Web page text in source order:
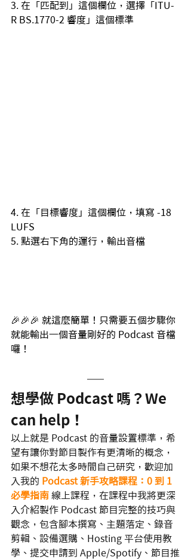
3. 在「匹配到」這個欄位，選擇「ITU-
R BS.1770-2 響度」這個標準
4. 在「目標響度」這個欄位，填寫 -18
LUFS
5. 點選右下角的運行，輸出音檔
🎉🎉🎉 就這麼簡單！只需要五個步驟你
就能輸出一個音量剛好的 Podcast 音檔
囉！
想學做 Podcast 嗎？We
can help！
以上就是 Podcast 的音量設置標準，希
望有讓你對節目製作有更清晰的概念，
如果不想花太多時間自己研究，歡迎加
入我的 Podcast 新手攻略課程：0 到 1
必學指南 線上課程，在課程中我將更深
入介紹製作 Podcast 節目完整的技巧與
觀念，包含腳本撰寫、主題落定、錄音
剪輯、設備選購、Hosting 平台使用教
學、提交申請到 Apple/Spotify、節目推